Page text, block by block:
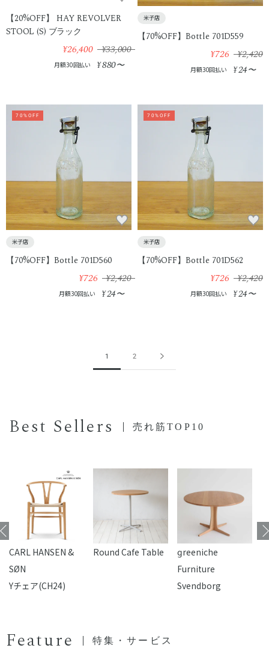
【20%OFF】 HAY REVOLVER
STOOL (S) ブラック
¥26,400 ¥33,000
月額30回払い ¥880〜
米子店
【70%OFF】Bottle 701D559
¥726 ¥2,420
月額30回払い ¥24〜
70%OFF
米子店
【70%OFF】Bottle 701D560
¥726 ¥2,420
月額30回払い ¥24〜
70%OFF
米子店
【70%OFF】Bottle 701D562
¥726 ¥2,420
月額30回払い ¥24〜
1 2
Best Sellers 売れ筋TOP10
CARL HANSEN &
SØN
Yチェア(CH24)
Round Cafe Table
reeniche
Furniture
Svendborg
Feature 特集・サービス